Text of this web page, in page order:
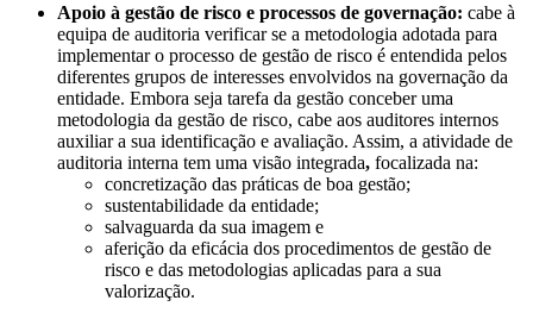
Apoio à gestão de risco e processos de governação: cabe à
equipa de auditoria verificar se a metodologia adotada para
implementar o processo de gestão de risco é entendida pelos
diferentes grupos de interesses envolvidos na governação da
entidade. Embora seja tarefa da gestão conceber uma
metodologia da gestão de risco, cabe aos auditores internos
auxiliar a sua identificação e avaliação. Assim, a atividade de
auditoria interna tem uma visão integrada, focalizada na:
concretização das práticas de boa gestão;
sustentabilidade da entidade;
salvaguarda da sua imagem e
aferição da eficácia dos procedimentos de gestão de
risco e das metodologias aplicadas para a sua
valorização.